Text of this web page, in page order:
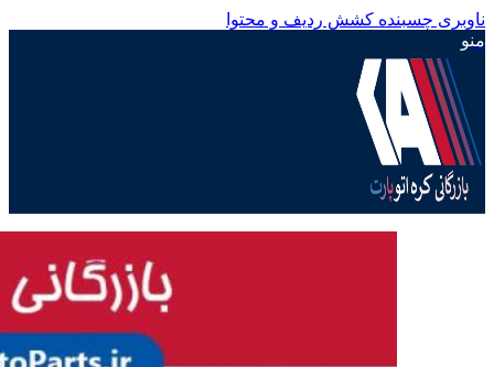
ناوبری چسبنده کشش ردیف و محتوا
منو